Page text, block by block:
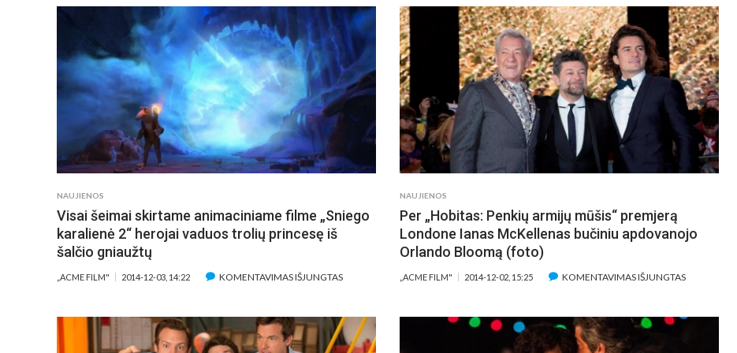
„PO
FILMAVIMŲ
BRADLEY
COOPERIS
TAPO
JOJIMO
ENTUZIASTU“
NUOMA“
JAUNIKIS
GALI
NESULAUKTI
VESTUVIŲ,
NES
PABROLIU
PINIGUS
GADAS
NAUJIENOS
Visai šeimai skirtame animaciniame filme „Sniego
karalienė 2“ herojai vaduos trolių princesę iš
šalčio gniaužtų
„ACME FILM" 2014-12-03, 14:22 KOMENTAVIMAS IŠJUNGTASĮRAŠE
SKIRTAME
ANIMACINIAME
NAUJIENOS
Per „Hobitas: Penkių armijų mūšis“ premjerą
Londone Ianas McKellenas bučiniu apdovanojo
Orlando Bloomą (foto)
„ACME FILM" 2014-12-02, 15:25 KOMENTAVIMAS IŠJUNGTASĮRAŠE